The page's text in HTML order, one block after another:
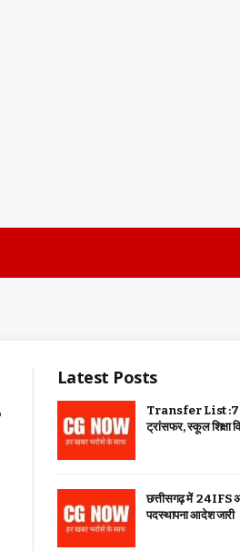
Latest Posts
Transfer List
ट्रांसफर, स्कूल शिक्षा
छत्तीसगढ़ में 24 IFS
पदस्थापना आदेश जारी